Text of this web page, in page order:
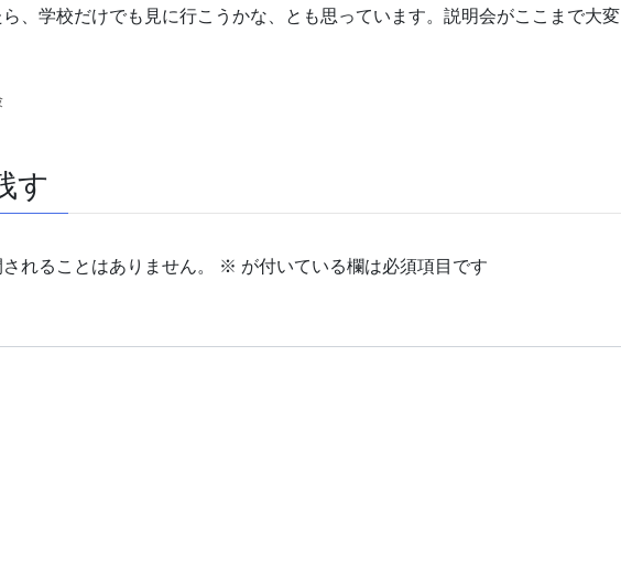
、学校だけでも見に行こうかな、とも思っています。説明会がここまで大変
す
れることはありません。 ※ が付いている欄は必須項目です